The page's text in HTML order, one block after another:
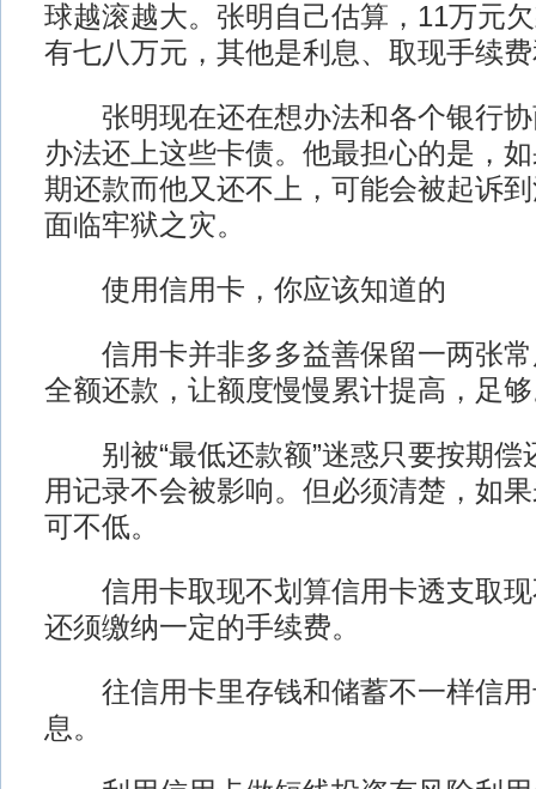
球越滚越大。张明自己估算，11万元
有七八万元，其他是利息、取现手续
张明现在还在想办法和各个银行协
办法还上这些卡债。他最担心的是，
期还款而他又还不上，可能会被起诉
面临牢狱之灾。
使用信用卡，你应该知道的
信用卡并非多多益善保留一两张常
全额还款，让额度慢慢累计提高，足
别被“最低还款额”迷惑只要按期偿
用记录不会被影响。但必须清楚，如
可不低。
信用卡取现不划算信用卡透支取现
还须缴纳一定的手续费。
往信用卡里存钱和储蓄不一样信用
息。